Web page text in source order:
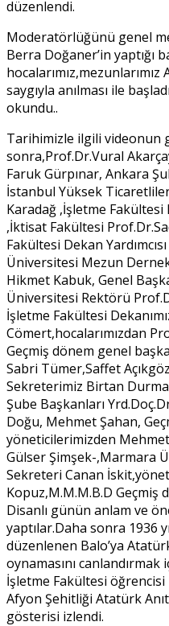
düzenlendi.
Moderatörlüğünü genel
Berra Doğaner’in yaptığı
saygıyla anılması ile
okundu..
Tarihimizle ilgili videonun
sonra,Prof.Dr.Vural
Faruk Gürpınar, Ankara
İstanbul Yüksek
Karadağ ,İşletme Fakültesi
,İktisat Fakültesi
Fakültesi Dekan
Üniversitesi Mezun
Hikmet Kabuk, Genel
Üniversitesi Rektörü
İşletme Fakültesi
Cömert,hocalarımızdan
Geçmiş dönem genel
Sabri Tümer,Saffet
Sekreterimiz Birtan
Şube Başkanları
Doğu, Mehmet Şahan,
yöneticilerimizden
Gülser Şimşek-,Marmara
Sekreteri Canan
Kopuz,M.M.M.B.D Geçmiş
Disanlı günün anlam ve
yaptılar.Daha sonra 1936
düzenlenen Balo’ya
oynamasını
İşletme Fakültesi öğrencisi
Afyon Şehitliği Atatürk
gösterisi izlendi.